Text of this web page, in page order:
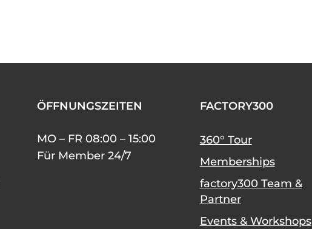
ÖFFNUNGSZEITEN
MO – FR 08:00 – 15:00
Für Member 24/7
FACTORY300
360° Tour
Memberships
factory300 Team &
Partner
Events & Workshops